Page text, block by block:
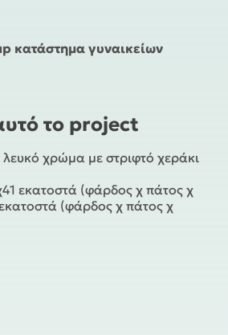
κατάστημα γυναικείων
το project
χρώμα με στριφτό χεράκι
εκατοστά (φάρδος χ πάτος χ
(φάρδος χ πάτος χ